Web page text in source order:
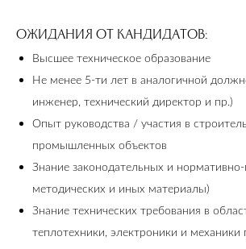
ОЖИДАНИЯ ОТ КАНДИДАТОВ:
Высшее техническое образование
Не менее 5-ти лет в аналогичной
инженер, технический директор и пр.)
Опыт руководства / участия в
промышленных объектов
Знание законодательных и
методических и иных материалы)
Знание технических требования в
теплотехники, электроники и механики